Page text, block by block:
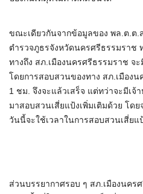
ขณะเดียวกันจากข้อมูลของ พล.ต.ต.
ตำรวจภูธรจังหวัดนครศรีธรรมราช
ทางถึง สภ.เมืองนครศรีธรรมราช จ
โดยการสอบสวนของทาง สภ.เมืองน
1 ชม. จึงจะแล้วเสร็จ แต่ทว่าจะมีเจ้
มาสอบสวนเสี่ยแป้งเพิ่มเติมด้วย โด
วันนี้จะใช้เวลาในการสอบสวนเสี่ยแ
ส่วนบรรยากาศรอบ ๆ สภ.เมืองนคร